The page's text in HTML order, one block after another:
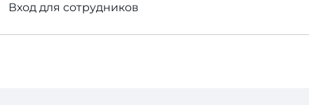
Вход для сотрудников